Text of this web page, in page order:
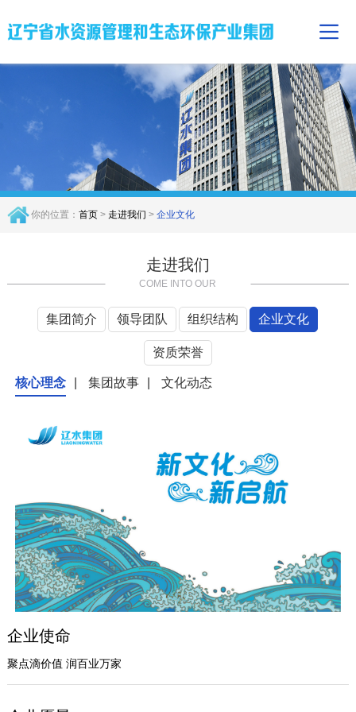
你的位置： 首页> 走进我们 > 企业文化
走进我们
COME INTO OUR
集团简介 领导团队 组织结构 企业文化
资质荣誉
核心理念 集团故事 文化动态
企业使命
聚点滴价值 润百业万家